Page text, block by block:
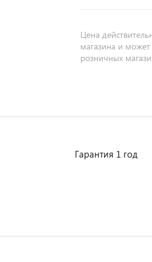
Цена
магазина и может
розничных
Гарантия 1 год